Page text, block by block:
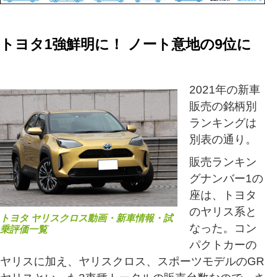
トヨタ1強鮮明に！ ノート意地の9位に
トヨタ ヤリスクロス動画・新車情報・試
乗評価一覧
2021年の新車
販売の銘柄別
ランキングは
別表の通り。
販売ランキン
グナンバー1の
座は、トヨタ
のヤリス系と
なった。コン
パクトカーの
ヤリスに加え、ヤリスクロス、スポーツモデルのGR